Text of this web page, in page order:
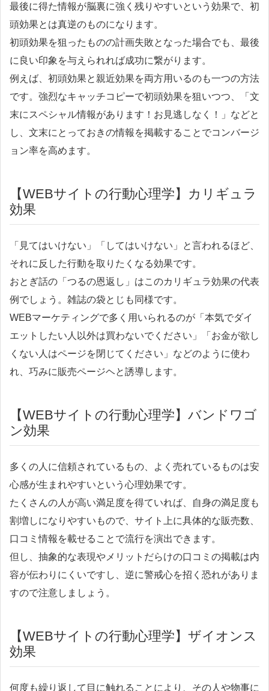
最後に得た情報が脳裏に強く残りやすいという効果で、初
頭効果とは真逆のものになります。
初頭効果を狙ったものの計画失敗となった場合でも、最後
に良い印象を与えられれば成功に繋がります。
例えば、初頭効果と親近効果を両方用いるのも一つの方法
です。強烈なキャッチコピーで初頭効果を狙いつつ、「文
末にスペシャル情報があります！お見逃しなく！」などと
し、文末にとっておきの情報を掲載することでコンバージ
ョン率を高めます。
【WEBサイトの行動心理学】カリギュラ
効果
「見てはいけない」「してはいけない」と言われるほど、
それに反した行動を取りたくなる効果です。
おとぎ話の「つるの恩返し」はこのカリギュラ効果の代表
例でしょう。雑誌の袋とじも同様です。
WEBマーケティングで多く用いられるのが「本気でダイ
エットしたい人以外は買わないでください」「お金が欲し
くない人はページを閉じてください」などのように使わ
れ、巧みに販売ページヘと誘導します。
【WEBサイトの行動心理学】バンドワゴ
ン効果
多くの人に信頼されているもの、よく売れているものは安
心感が生まれやすいという心理効果です。
たくさんの人が高い満足度を得ていれば、自身の満足度も
割増しになりやすいもので、サイト上に具体的な販売数、
口コミ情報を載せることで流行を演出できます。
但し、抽象的な表現やメリットだらけの口コミの掲載は内
容が伝わりにくいですし、逆に警戒心を招く恐れがありま
すので注意しましょう。
【WEBサイトの行動心理学】ザイオンス
効果
何度も繰り返して目に触れることにより、その人や物事に